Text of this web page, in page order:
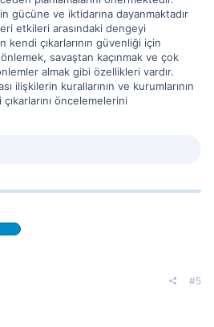
gücüne ve iktidarına dayanmaktadır
etkileri arasındaki dengeyi
kendi çıkarlarının güvenliği için
savaştan kaçınmak ve çok
almak gibi özellikleri vardır.
ilişkilerin kurallarının ve kurumlarının
öncelemelerini
#5